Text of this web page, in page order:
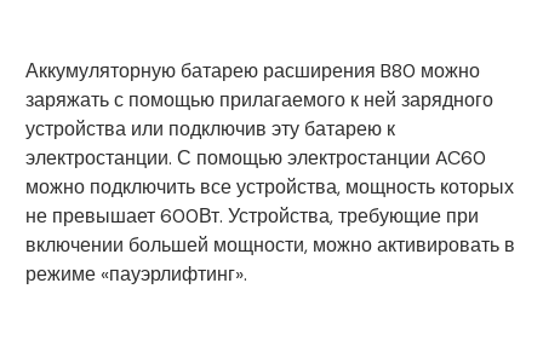
Аккумуляторную батарею расширения B80 можно
заряжать с помощью прилагаемого к ней зарядного
устройства или подключив эту батарею к
электростанции. С помощью электростанции AC60
можно подключить все устройства, мощность которых
не превышает 600Вт. Устройства, требующие при
включении большей мощности, можно активировать в
режиме «пауэрлифтинг».